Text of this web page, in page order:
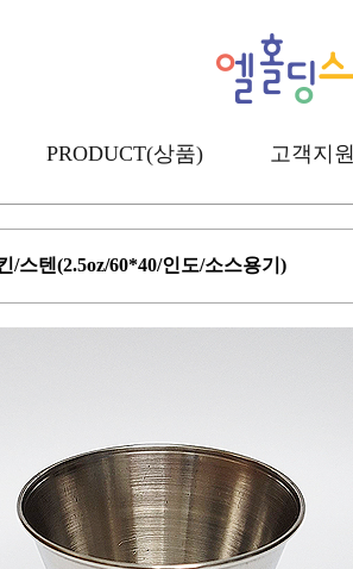
PRODUCT(상품) 고객지원
/스텐(2.5oz/60*40/인도/소스용기)